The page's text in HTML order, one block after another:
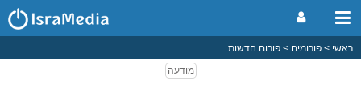
ראשי פורומים פורום חדשות